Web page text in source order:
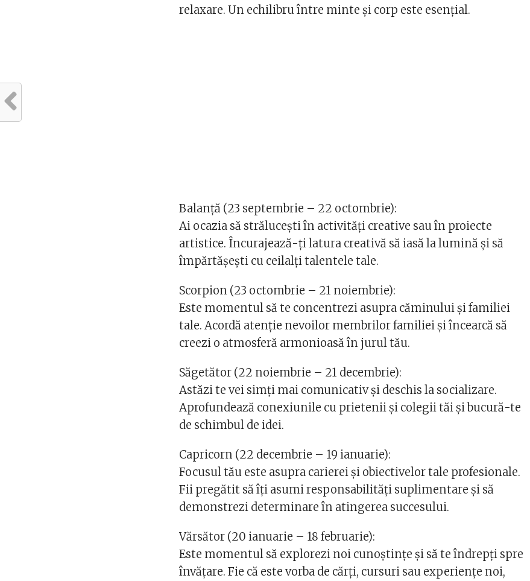
relaxare. Un echilibru între minte și corp este esențial.
Balanță (23 septembrie – 22 octombrie):
Ai ocazia să strălucești în activități creative sau în proiecte
artistice. Încurajează-ți latura creativă să iasă la lumină și să
împărtășești cu ceilalți talentele tale.
Scorpion (23 octombrie – 21 noiembrie):
Este momentul să te concentrezi asupra căminului și familiei
tale. Acordă atenție nevoilor membrilor familiei și încearcă să
creezi o atmosferă armonioasă în jurul tău.
Săgetător (22 noiembrie – 21 decembrie):
Astăzi te vei simți mai comunicativ și deschis la socializare.
Aprofundează conexiunile cu prietenii și colegii tăi și bucură-te
de schimbul de idei.
Capricorn (22 decembrie – 19 ianuarie):
Focusul tău este asupra carierei și obiectivelor tale profesionale.
Fii pregătit să îți asumi responsabilități suplimentare și să
demonstrezi determinare în atingerea succesului.
Vărsător (20 ianuarie – 18 februarie):
Este momentul să explorezi noi cunoștințe și să te îndrepți spre
învățare. Fie că este vorba de cărți, cursuri sau experiențe noi,